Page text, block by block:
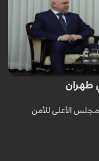
طهران
الأعلى للأمن